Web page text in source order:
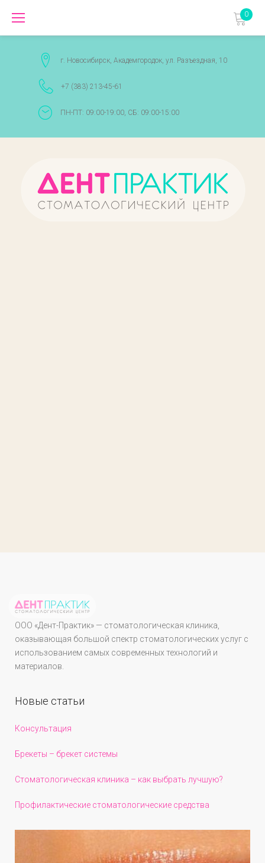
0
г. Новосибирск, Академгородок, ул. Разъездная, 10
+7 (383) 213-45-61
ПН-ПТ: 09:00-19:00, СБ: 09:00-15:00
ООО «Дент-Практик» — стоматологическая клиника,
оказывающая большой спектр стоматологических услуг с
использованием самых современных технологий и
материалов.
Новые статьи
Консультация
Брекеты – брекет системы
Стоматологическая клиника – как выбрать лучшую?
Профилактические стоматологические средства